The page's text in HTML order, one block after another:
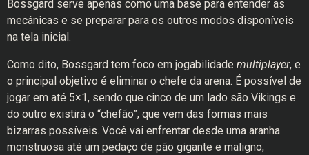
Bossgard serve apenas como uma base para entender as
mecânicas e se preparar para os outros modos disponíveis
na tela inicial.
Como dito, Bossgard tem foco em jogabilidade multiplayer, e
o principal objetivo é eliminar o chefe da arena. É possível de
jogar em até 5×1, sendo que cinco de um lado são Vikings e
do outro existirá o “chefão”, que vem das formas mais
bizarras possíveis. Você vai enfrentar desde uma aranha
monstruosa até um pedaço de pão gigante e maligno,